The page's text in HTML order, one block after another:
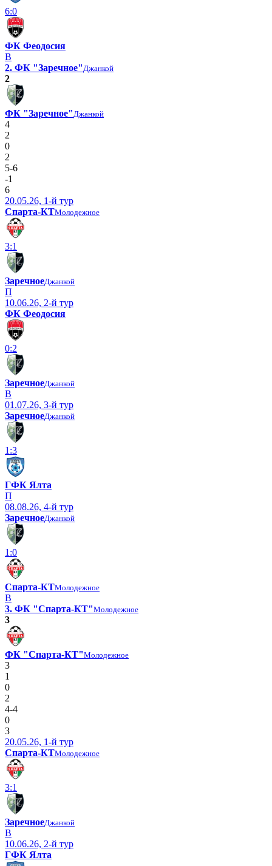
6:0
ФК Феодосия
В
2. ФК "Заречное"Джанкой
2
ФК "Заречное"Джанкой
4
2
0
2
5-6
-1
6
20.05.26, 1-й тур
Спарта-КТМолодежное
3:1
ЗаречноеДжанкой
П
10.06.26, 2-й тур
ФК Феодосия
0:2
ЗаречноеДжанкой
В
01.07.26, 3-й тур
ЗаречноеДжанкой
1:3
ГФК Ялта
П
08.08.26, 4-й тур
ЗаречноеДжанкой
1:0
Спарта-КТМолодежное
В
3. ФК "Спарта-КТ"Молодежное
3
ФК "Спарта-КТ"Молодежное
3
1
0
2
4-4
0
3
20.05.26, 1-й тур
Спарта-КТМолодежное
3:1
ЗаречноеДжанкой
В
10.06.26, 2-й тур
ГФК Ялта